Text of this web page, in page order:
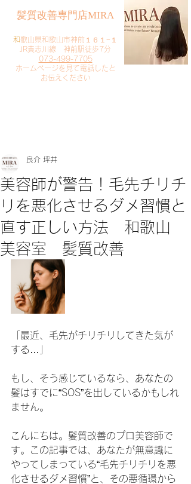
​髪質改善専門店MIRA
​和歌山県和歌山市神前１６１−１
JR貴志川線 神前駅徒歩7分
073-499-7705
​ホームページを見て電話したと
お伝えください
美容師が警告！毛先チリチ
リを悪化させるダメ習慣と
直す正しい方法 和歌山
美容室 髪質改善
良介 坪井
「最近、毛先がチリチリしてきた気が
する…」
もし、そう感じているなら、あなたの
髪はすでに“SOS”を出しているかもしれ
ません。
こんにちは。髪質改善のプロ美容師で
す。この記事では、あなたが無意識に
やってしまっている“毛先チリチリを悪
化させるダメ習慣”と、その悪循環から